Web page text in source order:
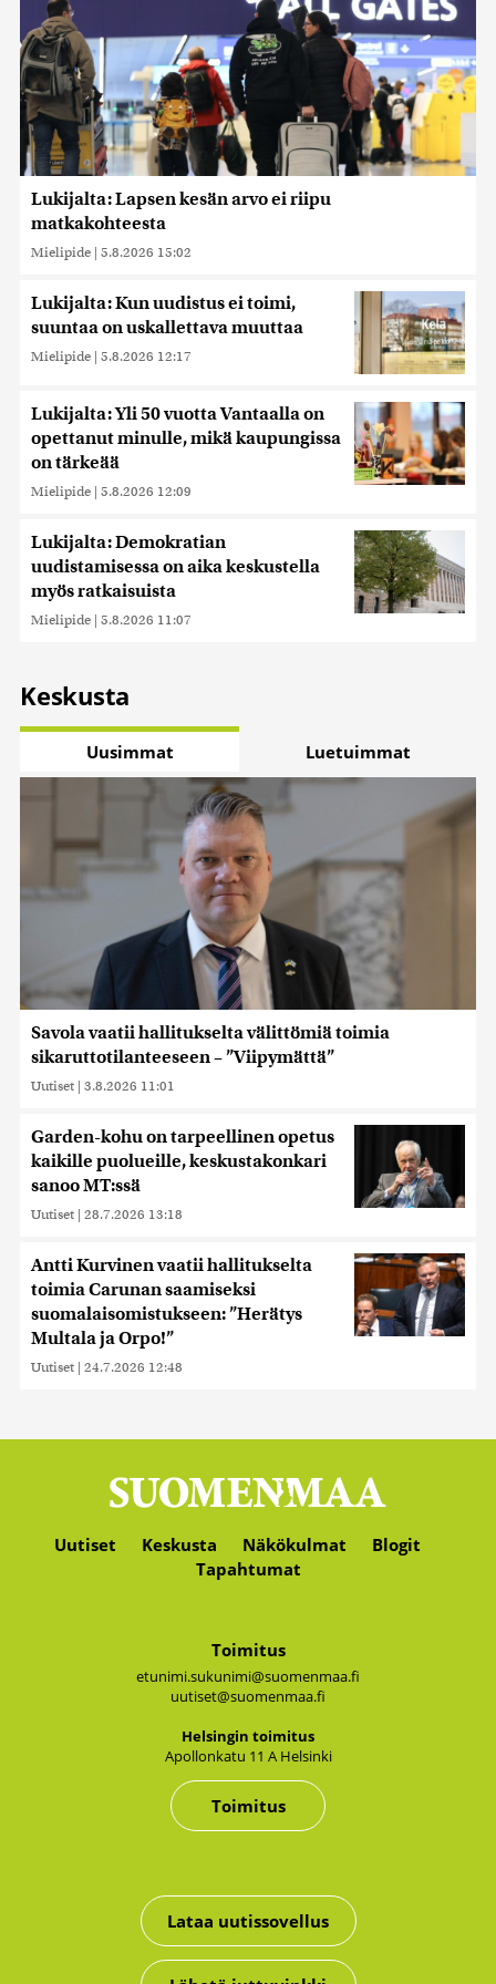
Lukijalta: Lapsen kesän arvo ei riipu
matkakohteesta
Mielipide | 5.8.2026 15:02
Lukijalta: Kun uudistus ei toimi,
suuntaa on uskallettava muuttaa
Mielipide | 5.8.2026 12:17
Lukijalta: Yli 50 vuotta Vantaalla on
opettanut minulle, mikä kaupungissa
on tärkeää
Mielipide | 5.8.2026 12:09
Lukijalta: Demokratian
uudistamisessa on aika keskustella
myös ratkaisuista
Mielipide | 5.8.2026 11:07
Keskusta
Uusimmat Luetuimmat
Savola vaatii hallitukselta välittömiä toimia
sikaruttotilanteeseen – ”Viipymättä”
Uutiset | 3.8.2026 11:01
Garden-kohu on tarpeellinen opetus
kaikille puolueille, keskustakonkari
sanoo MT:ssä
Uutiset | 28.7.2026 13:18
Antti Kurvinen vaatii hallitukselta
toimia Carunan saamiseksi
suomalaisomistukseen: ”Herätys
Multala ja Orpo!”
Uutiset | 24.7.2026 12:48
Uutiset Keskusta Näkökulmat
Blogit
Tapahtumat
Toimitus
etunimi.sukunimi@suomenmaa.fi
uutiset@suomenmaa.fi
Hel­sin­gin toi­mi­tus
Apol­lon­ka­tu 11 A Hel­sin­ki
Toimitus
Lataa uutissovellus